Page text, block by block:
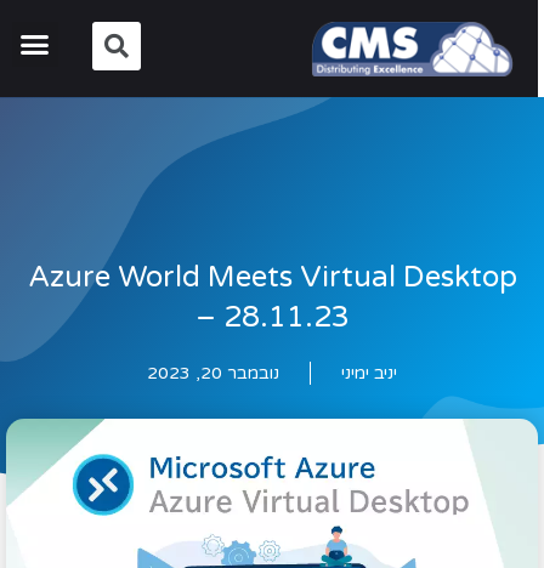
Azure World Meets Virtual Desktop
– 28.11.23
יניב ימיני נובמבר 20, 2023